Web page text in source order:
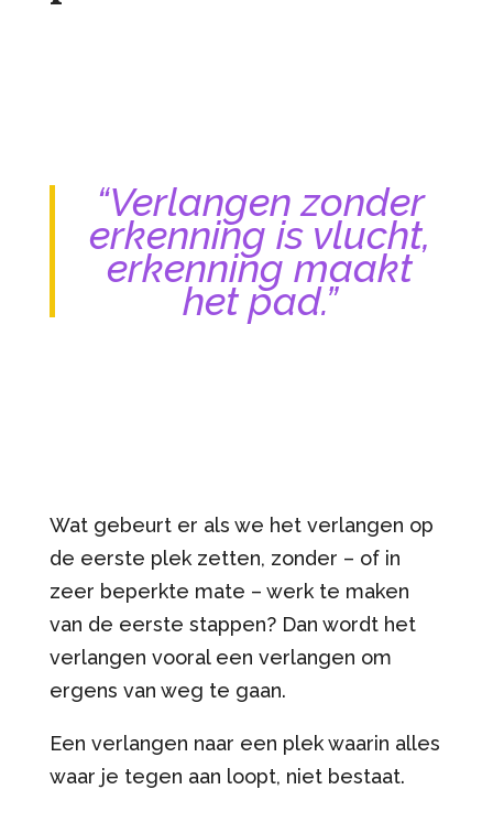
“Verlangen zonder
erkenning is vlucht,
erkenning maakt
het pad.”
Wat gebeurt er als we het verlangen op
de eerste plek zetten, zonder – of in
zeer beperkte mate – werk te maken
van de eerste stappen? Dan wordt het
verlangen vooral een verlangen om
ergens van weg te gaan.
Een verlangen naar een plek waarin alles
waar je tegen aan loopt, niet bestaat.